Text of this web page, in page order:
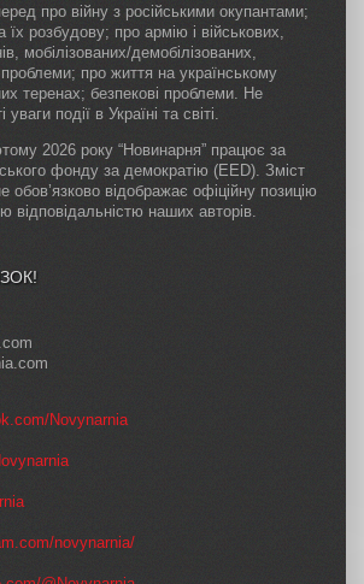
про війну з російськими окупантами;
їх розбудову; про армію і військових,
мобілізованих/демобілізованих,
проблеми; про життя на українському
теренах; безпекові проблеми. Не
події в Україні та світі.
2026 року “Новинарня” працює за
фонду за демократію (EED). Зміст
обов’язково відображає офіційну позицію
наших авторів.
Novynarnia
novynarnia/